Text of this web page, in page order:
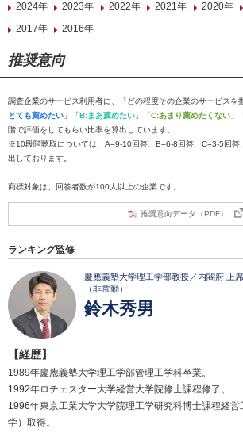
2024年
2023年 2022年 2021年 2020年
2017年
2016年
推奨意向
調査企業のサービス利用者に、「どの程度その企業のサービスを
とても薦めたい 」「B:まあ薦めたい 」「C:あまり薦めたくない 」
階で評価をしてもらい比率を算出しています。
※10段階聴取については、A=9-10回答、B=6-8回答、C=3-5回答
出しております。
商標対象は、回答者数が100人以上の企業です。
推奨意向データ（PDF）
ランキング監修
慶應義塾大学理工学部教授／内閣府 上
（非常勤）
鈴木秀男
【経歴】
1989年慶應義塾大学理工学部管理工学科卒業。
1992年ロチェスター大学経営大学院修士課程修了。
1996年東京工業大学大学院理工学研究科博士課程経
学）取得。